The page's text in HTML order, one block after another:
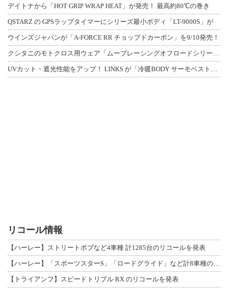
デイトナから「HOT GRIP WRAP HEAT」が発売！ 最高約80℃の巻き
QSTARZ の GPSラップタイマーにシリーズ最小ボディ「LT-9000S」が
ウインズジャパンが「A-FORCE RR チョップドカーボン」を9/10発売！
リコール情報
【ハーレー】ストリートボブなど4車種 計1285台のリコールを発表
【トライアンフ】スピードトリプル RX のリコールを発表